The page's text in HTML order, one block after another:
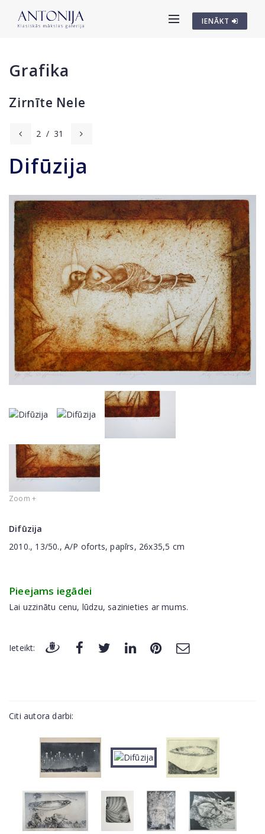
IENĀKT
Grafika
Zirnīte Nele
2 / 31
Difūzija
Zoom +
Difūzija
2010., 13/50., A/P oforts, papīrs, 26x35,5 cm
Pieejams iegādei
Lai uzzinātu cenu, lūdzu, sazinieties ar mums.
Ieteikt:
Citi autora darbi: